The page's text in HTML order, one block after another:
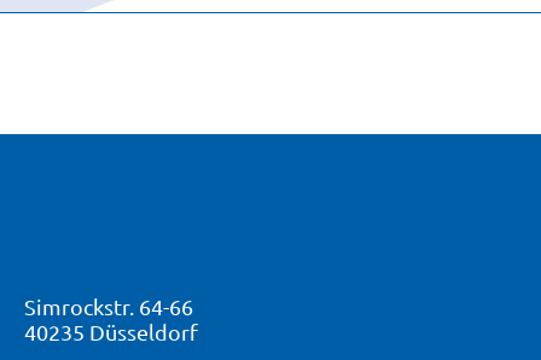
Simrockstr. 64-66
40235 Düsseldorf